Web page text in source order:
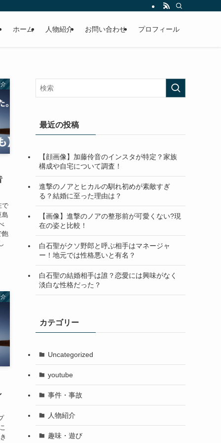
ホーム 人物紹介 お問い合わせ プロフィール
で
島
飽
最近の投稿
【顔画像】加藤伶音のインスタが特定？家族
構成や自宅について調査！
進撃のノアとヒカルの馴れ初めが素敵すぎ
る？結婚に至った理由は？
【画像】進撃のノアの整形前が可愛くない?現
在の姿と比較！
白石聖がクソ野郎と呼ぶ相手はマネージャ
ー！地元では性格悪いと有名？
白石聖の結婚相手は誰？恋愛には興味がなく
淡白な性格だった？
カテゴリー
Uncategorized
youtube
事件・事故
人物紹介
趣味・遊び